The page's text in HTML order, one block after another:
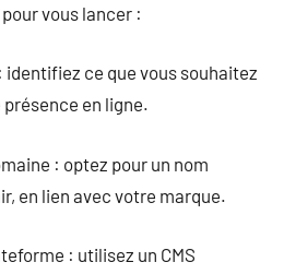
vous lancer :
identifiez ce que vous souhaitez
en ligne.
: optez pour un nom
en lien avec votre marque.
: utilisez un CMS